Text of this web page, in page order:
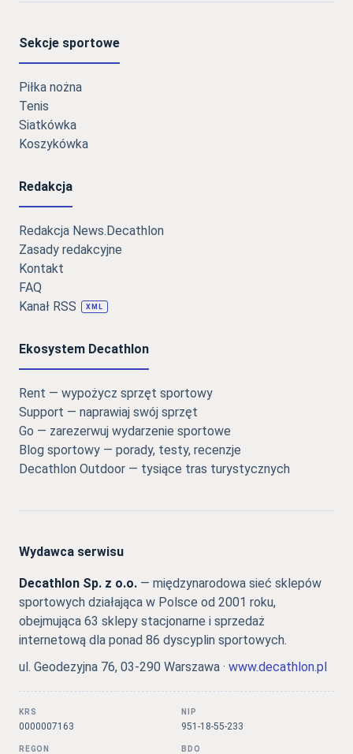
Sekcje sportowe
Piłka nożna
Tenis
Siatkówka
Koszykówka
Redakcja
Redakcja News.Decathlon
Zasady redakcyjne
Kontakt
FAQ
Kanał RSS
XML
Ekosystem Decathlon
Rent — wypożycz sprzęt sportowy
Support — naprawiaj swój sprzęt
Go — zarezerwuj wydarzenie sportowe
Blog sportowy — porady, testy, recenzje
Decathlon Outdoor — tysiące tras turystycznych
Wydawca serwisu
Decathlon Sp. z o.o. — międzynarodowa sieć sklepów
sportowych działająca w Polsce od 2001 roku,
obejmująca 63 sklepy stacjonarne i sprzedaż
internetową dla ponad 86 dyscyplin sportowych.
ul. Geodezyjna 76, 03-290 Warszawa · www.decathlon.pl
KRS
0000007163
NIP
951-18-55-233
REGON BDO